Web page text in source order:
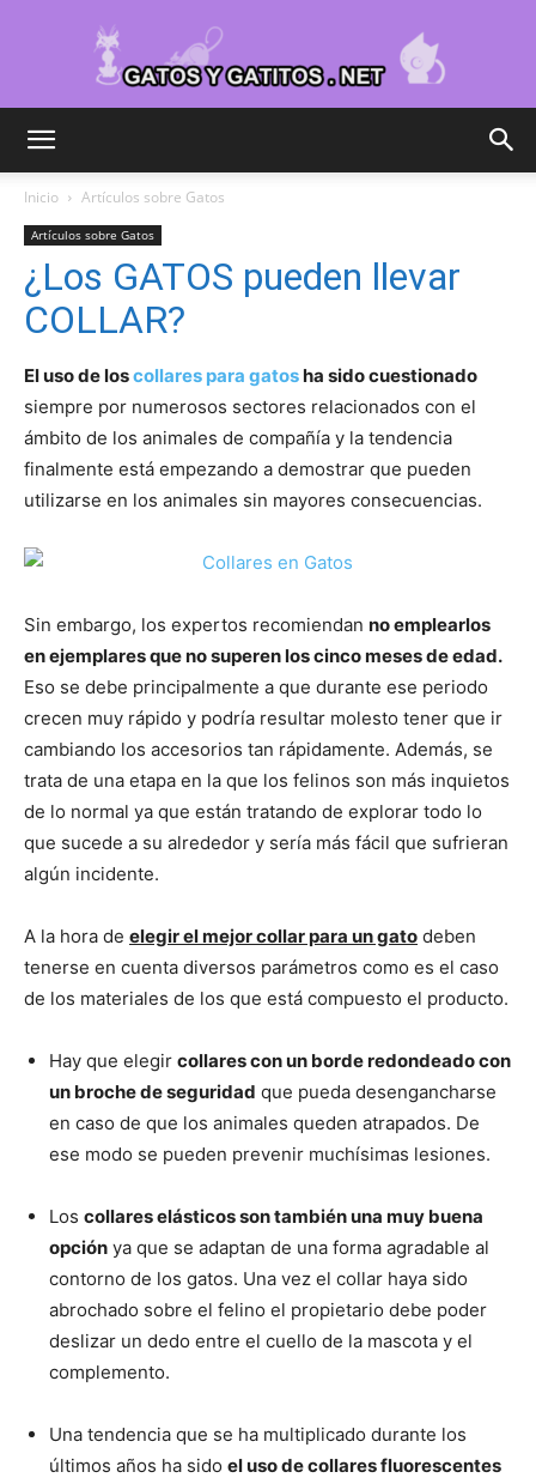
Fotos
Razas
Gatos
Inicio Artículos sobre Gatos
Artículos sobre Gatos
¿Los GATOS pueden llevar
COLLAR?
El uso de loscollares para gatosha sido cuestionado
siempre por numerosos sectores relacionados con el
ámbito de los animales de compañía y la tendencia
finalmente está empezando a demostrar que pueden
utilizarse en los animales sin mayores consecuencias.
Sin embargo, los expertos recomiendan no emplearlos
en ejemplares que no superen los cinco meses de edad.
Eso se debe principalmente a que durante ese periodo
crecen muy rápido y podría resultar molesto tener que ir
cambiando los accesorios tan rápidamente. Además, se
trata de una etapa en la que los felinos son más inquietos
de lo normal ya que están tratando de explorar todo lo
que sucede a su alrededor y sería más fácil que sufrieran
algún incidente.
A la hora de elegir el mejor collar para un gato deben
tenerse en cuenta diversos parámetros como es el caso
de los materiales de los que está compuesto el producto.
Hay que elegir collares con un borde redondeado con
un broche de seguridad que pueda desengancharse
en caso de que los animales queden atrapados. De
ese modo se pueden prevenir muchísimas lesiones.
Los collares elásticos son también una muy buena
opción ya que se adaptan de una forma agradable al
contorno de los gatos. Una vez el collar haya sido
abrochado sobre el felino el propietario debe poder
deslizar un dedo entre el cuello de la mascota y el
complemento.
Una tendencia que se ha multiplicado durante los
últimos años ha sido el uso de collares fluorescentes